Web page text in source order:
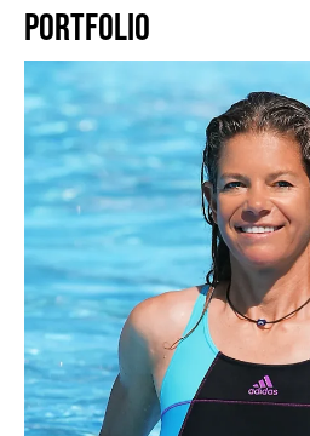
PORTFOLIO